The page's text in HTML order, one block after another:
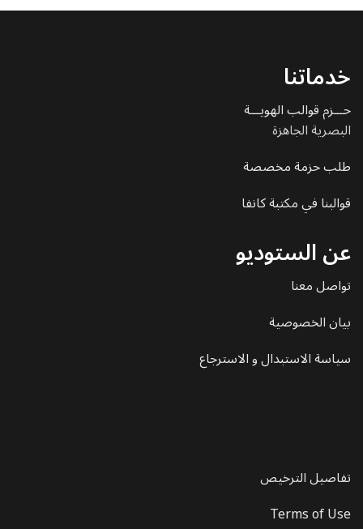
خدماتنا
حـــزم قوالب الهويـــة
البصرية الجاهزة
طلب حزمة مخصصة
قوالبنا في مكتبة كانفا
عن الستوديو
تواصل معنا
بيان الخصوصية
سياسة الاستبدال و الاسترجاع
تفاصيل الترخيص
Terms of Use